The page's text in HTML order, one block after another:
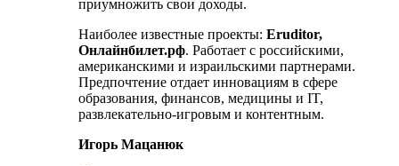
приумножить свои доходы.
Наиболее известные проекты: Eruditor,
Онлайнбилет.рф. Работает с российскими,
американскими и израильскими партнерами.
Предпочтение отдает инновациям в сфере
образования, финансов, медицины и IT,
развлекательно-игровым и контентным.
Игорь Мацанюк